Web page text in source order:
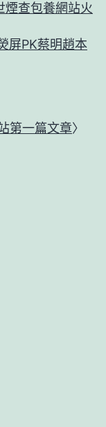
煙查包養網站火
屏PK蔡明趙本
第一篇文章〉